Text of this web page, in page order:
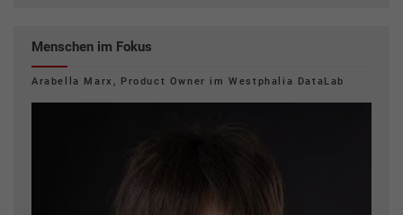
Menschen im Fokus
Arabella Marx, Product Owner im Westphalia DataLab